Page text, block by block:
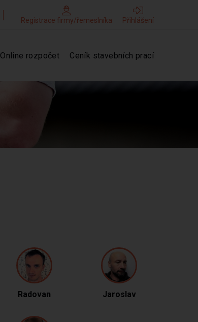
Registrace firmy/řemeslníka Přihlášení
Online rozpočet Ceník stavebních prací
Radovan Jaroslav